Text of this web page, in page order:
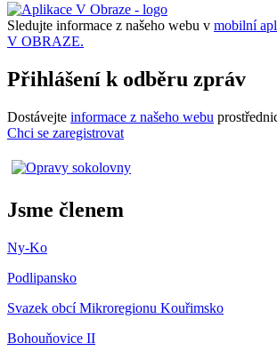
Sledujte informace z našeho webu v mobilní
V OBRAZE.
Přihlášení k odběru zpráv
Dostávejte informace z našeho webu
Chci se zaregistrovat
Jsme členem
Ny-Ko
Podlipansko
Svazek obcí Mikroregionu Kouřimsko
Bohouňovice II